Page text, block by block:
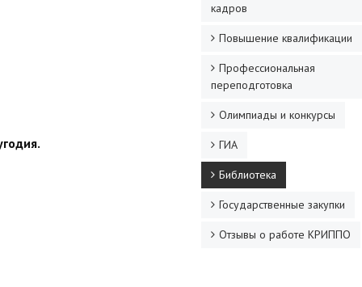
кадров
Повышение квалификации
Профессиональная
переподготовка
Олимпиады и конкурсы
ГИА
Библиотека
Государственные закупки
Отзывы о работе КРИППО